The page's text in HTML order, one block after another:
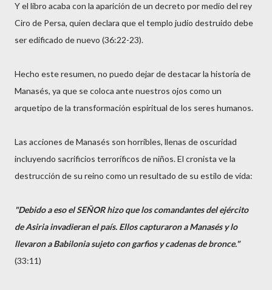
Y el libro acaba con la aparición de un decreto por medio del rey
Ciro de Persa, quien declara que el templo judío destruido debe
ser edificado de nuevo (36:22-23).
Hecho este resumen, no puedo dejar de destacar la historía de
Manasés, ya que se coloca ante nuestros ojos como un
arquetipo de la transformación espiritual de los seres humanos.
Las acciones de Manasés son horribles, llenas de oscuridad
incluyendo sacrificios terroríficos de niños. El cronista ve la
destrucción de su reino como un resultado de su estilo de vida:
"Debido a eso el SEÑOR hizo que los comandantes del ejército
de Asiria invadieran el país. Ellos capturaron a Manasés y lo
llevaron a Babilonia sujeto con garfios y cadenas de bronce."
(33:11)